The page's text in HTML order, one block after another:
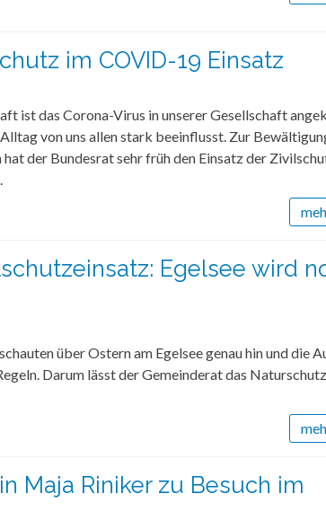
im COVID-19 Einsatz
ist das Corona-Virus in unserer Gesellschaft
von uns allen stark beeinflusst. Zur
der Bundesrat sehr früh den Einsatz der
Egelsee wird
über Ostern am Egelsee genau hin und die
Darum lässt der Gemeinderat das
Maja Riniker zu Besuch im